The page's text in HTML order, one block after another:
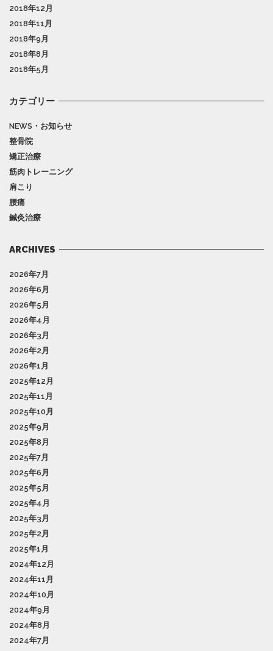
2018年12月
2018年11月
2018年9月
2018年8月
2018年5月
カテゴリー
NEWS・お知らせ
整骨院
矯正治療
筋肉トレーニング
肩こり
腰痛
鍼灸治療
ARCHIVES
2026年7月
2026年6月
2026年5月
2026年4月
2026年3月
2026年2月
2026年1月
2025年12月
2025年11月
2025年10月
2025年9月
2025年8月
2025年7月
2025年6月
2025年5月
2025年4月
2025年3月
2025年2月
2025年1月
2024年12月
2024年11月
2024年10月
2024年9月
2024年8月
2024年7月